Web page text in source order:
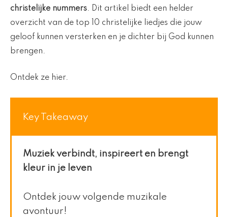
christelijke nummers. Dit artikel biedt een helder
overzicht van de top 10 christelijke liedjes die jouw
geloof kunnen versterken en je dichter bij God kunnen
brengen.
Ontdek ze hier.
Key Takeaway
Muziek verbindt, inspireert en brengt
kleur in je leven
Ontdek jouw volgende muzikale
avontuur!